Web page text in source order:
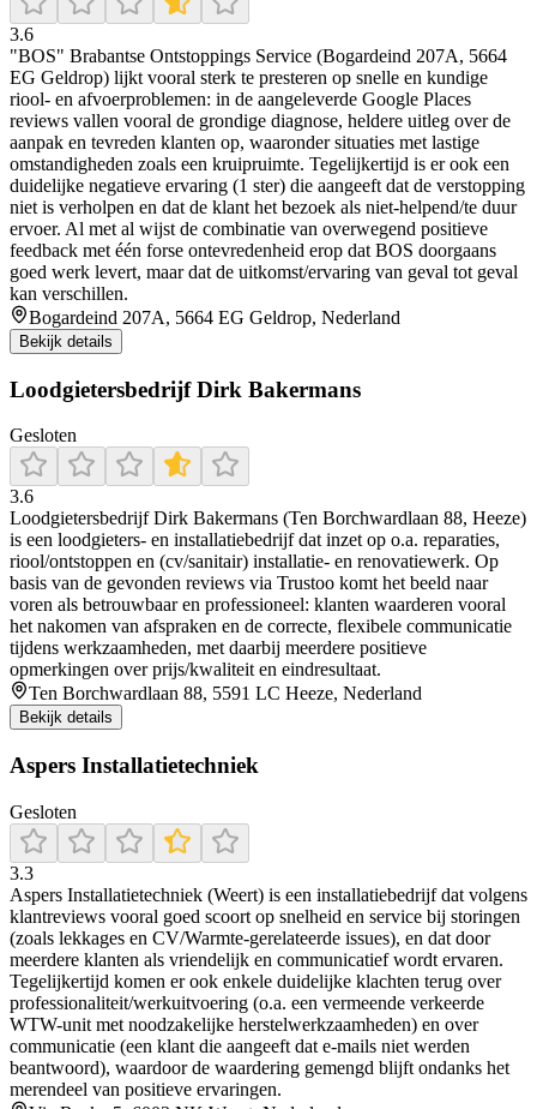
3.6
"BOS" Brabantse Ontstoppings Service (Bogardeind 207A, 5664
EG Geldrop) lijkt vooral sterk te presteren op snelle en kundige
riool- en afvoerproblemen: in de aangeleverde Google Places
reviews vallen vooral de grondige diagnose, heldere uitleg over de
aanpak en tevreden klanten op, waaronder situaties met lastige
omstandigheden zoals een kruipruimte. Tegelijkertijd is er ook een
duidelijke negatieve ervaring (1 ster) die aangeeft dat de verstopping
niet is verholpen en dat de klant het bezoek als niet-helpend/te duur
ervoer. Al met al wijst de combinatie van overwegend positieve
feedback met één forse ontevredenheid erop dat BOS doorgaans
goed werk levert, maar dat de uitkomst/ervaring van geval tot geval
kan verschillen.
Bogardeind 207A, 5664 EG Geldrop, Nederland
Bekijk details
Loodgietersbedrijf Dirk Bakermans
Gesloten
3.6
Loodgietersbedrijf Dirk Bakermans (Ten Borchwardlaan 88, Heeze)
is een loodgieters- en installatiebedrijf dat inzet op o.a. reparaties,
riool/ontstoppen en (cv/sanitair) installatie- en renovatiewerk. Op
basis van de gevonden reviews via Trustoo komt het beeld naar
voren als betrouwbaar en professioneel: klanten waarderen vooral
het nakomen van afspraken en de correcte, flexibele communicatie
tijdens werkzaamheden, met daarbij meerdere positieve
opmerkingen over prijs/kwaliteit en eindresultaat.
Ten Borchwardlaan 88, 5591 LC Heeze, Nederland
Bekijk details
Aspers Installatietechniek
Gesloten
3.3
Aspers Installatietechniek (Weert) is een installatiebedrijf dat volgens
klantreviews vooral goed scoort op snelheid en service bij storingen
(zoals lekkages en CV/Warmte-gerelateerde issues), en dat door
meerdere klanten als vriendelijk en communicatief wordt ervaren.
Tegelijkertijd komen er ook enkele duidelijke klachten terug over
professionaliteit/werkuitvoering (o.a. een vermeende verkeerde
WTW-unit met noodzakelijke herstelwerkzaamheden) en over
communicatie (een klant die aangeeft dat e-mails niet werden
beantwoord), waardoor de waardering gemengd blijft ondanks het
merendeel van positieve ervaringen.